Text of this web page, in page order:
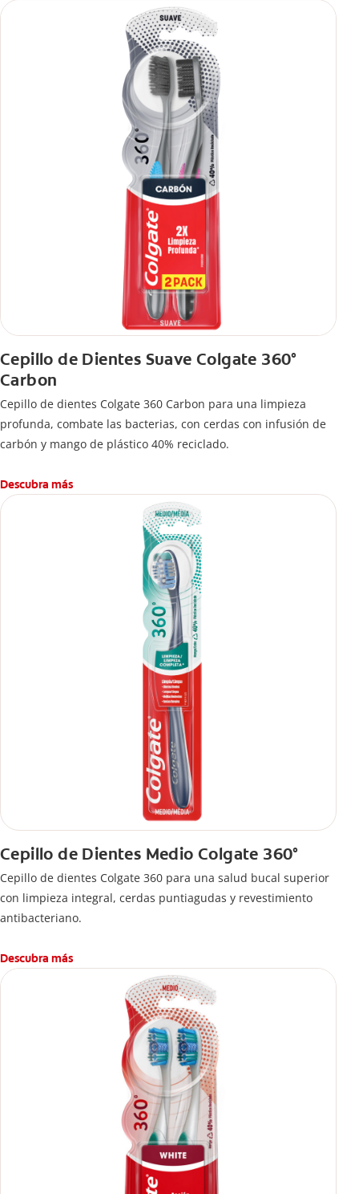
Cepillo de Dientes Suave Colgate 360°
Carbon
Cepillo de dientes Colgate 360 ​​Carbon para una limpieza
profunda, combate las bacterias, con cerdas con infusión de
carbón y mango de plástico 40% reciclado.
Descubra más
Cepillo de Dientes Medio Colgate 360°
Cepillo de dientes Colgate 360 ​​para una salud bucal superior
con limpieza integral, cerdas puntiagudas y revestimiento
antibacteriano.
Descubra más